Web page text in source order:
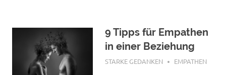
9 Tipps für Empathen
in einer Beziehung
SEPTEMBER 21, 2021
STARKE GEDANKEN EMPATHEN